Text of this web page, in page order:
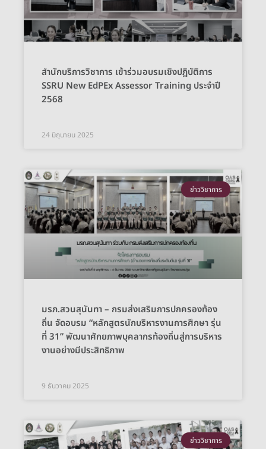
สำนักบริการวิชาการ เข้าร่วมอบรมเชิงปฏิบัติการ
SSRU New EdPEx Assessor Training ประจำปี
2568
24 มิถุนายน 2025
ข่าววิชาการ
มรภ.สวนสุนันทา – กรมส่งเสริมการปกครองท้อง
ถิ่น จัดอบรม “หลักสูตรนักบริหารงานการศึกษา รุ่น
ที่ 31” พัฒนาศักยภาพบุคลากรท้องถิ่นสู่การบริหาร
งานอย่างมีประสิทธิภาพ
9 ธันวาคม 2025
ข่าววิชาการ